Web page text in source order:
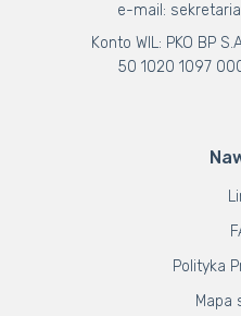
e-mail:
Konto WIL: PKO BP
50 1020 1097
Polityka
Mapa